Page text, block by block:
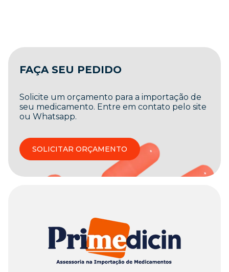
FAÇA SEU PEDIDO
Solicite um orçamento para a importação de
seu medicamento. Entre em contato pelo site
ou Whatsapp.
SOLICITAR ORÇAMENTO